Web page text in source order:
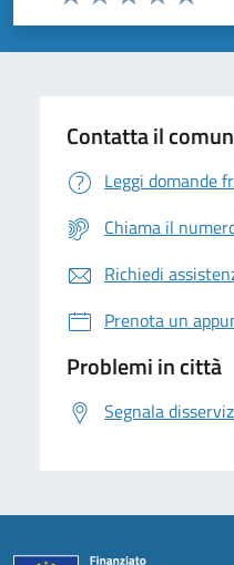
Valuta
Valuta 4
Valuta 3 stelle
Valuta 2 stelle su 5
Valuta 1 stelle su 5
Contatta il
Leggi domande
Chiama il
Richiedi
Prenota un
Problemi in città
Segnala